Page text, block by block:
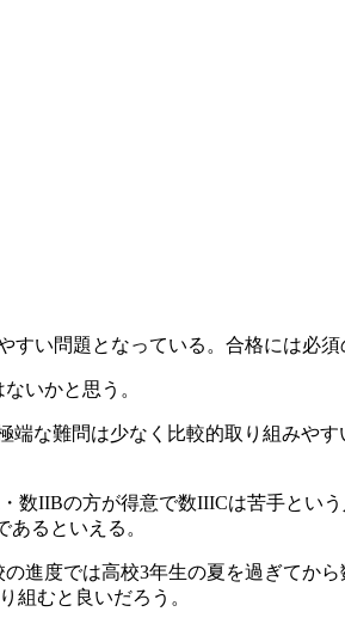
い問題となっている。合格には必須
いかと思う。
な難問は少なく比較的取り組みや
IIBの方が得意で数IIICは苦手とい
るといえる。
進度では高校3年生の夏を過ぎてか
組むと良いだろう。